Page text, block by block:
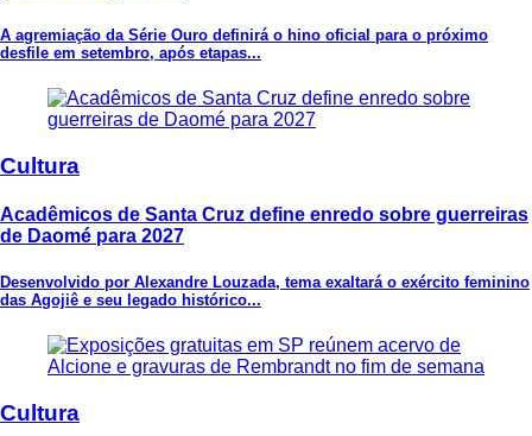
A agremiação da Série Ouro definirá o hino oficial para o próximo
desfile em setembro, após etapas...
Cultura
Acadêmicos de Santa Cruz define enredo sobre guerreiras
de Daomé para 2027
Desenvolvido por Alexandre Louzada, tema exaltará o exército feminino
das Agojiê e seu legado histórico...
Cultura